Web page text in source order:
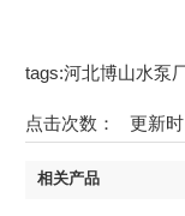
tags:河北博山水泵
点击次数： 更新
相关产品